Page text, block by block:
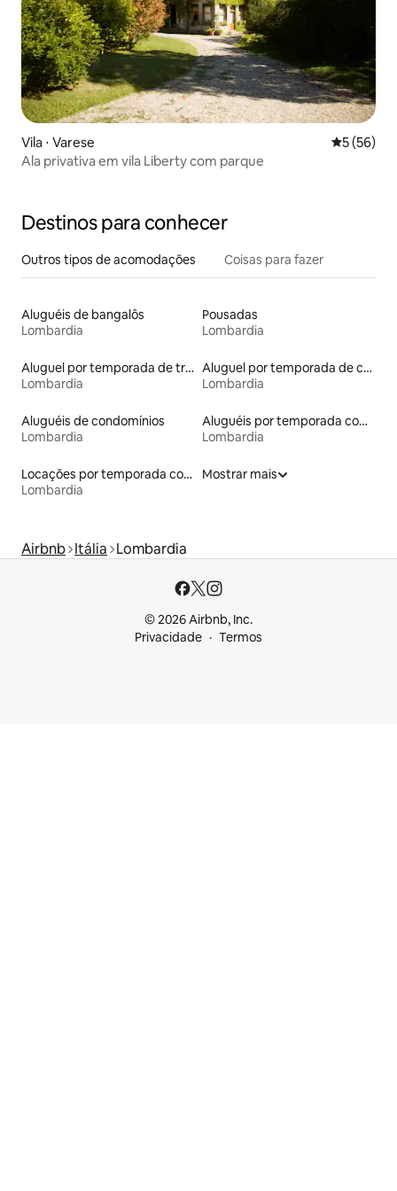
Vila ⋅ Varese 5 de uma
5 (56)
Ala privativa em vila Liberty com parque
Destinos para conhecer
Outros tipos de acomodações Coisas para fazer
Aluguéis de bangalôs
Lombardia
Pousadas
Lombardia
Aluguel por temporada de trailers
Lombardia
Aluguel por temporada de castelos
Lombardia
Aluguéis de condomínios
Lombardia
Aluguéis por temporada com caiaque
Lombardia
Locações por temporada com piscina
Lombardia
Mostrar mais
Airbnb Itália Lombardia
© 2026 Airbnb, Inc.
Privacidade
Termos